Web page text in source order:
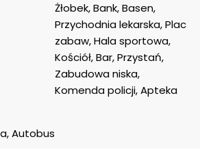
Żłobek, Bank, Basen,
Przychodnia lekarska, Plac
zabaw, Hala sportowa,
Kościół, Bar, Przystań,
Zabudowa niska,
Komenda policji, Apteka
Autobus